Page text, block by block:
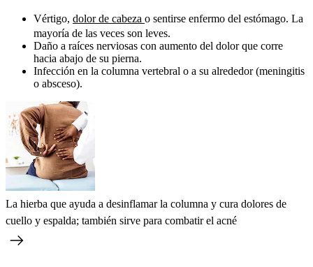
Vértigo, dolor de cabeza o sentirse enfermo del estómago. La
mayoría de las veces son leves.
Daño a raíces nerviosas con aumento del dolor que corre
hacia abajo de su pierna.
Infección en la columna vertebral o a su alrededor (meningitis
o absceso).
La hierba que ayuda a desinflamar la columna y cura dolores de
cuello y espalda; también sirve para combatir el acné